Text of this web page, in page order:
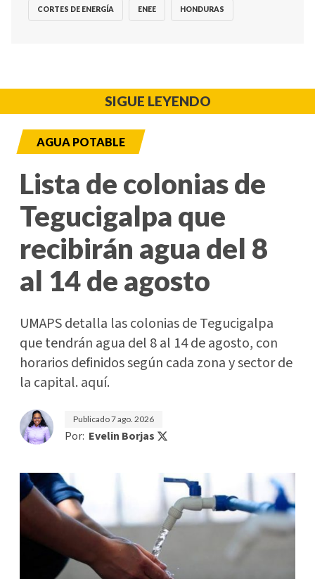
CORTES DE ENERGÍA ENEE HONDURAS
SIGUE LEYENDO
AGUA POTABLE
Lista de colonias de
Tegucigalpa que
recibirán agua del 8
al 14 de agosto
UMAPS detalla las colonias de Tegucigalpa
que tendrán agua del 8 al 14 de agosto, con
horarios definidos según cada zona y sector de
la capital. aquí.
Publicado7 ago. 2026
Por: Evelin Borjas